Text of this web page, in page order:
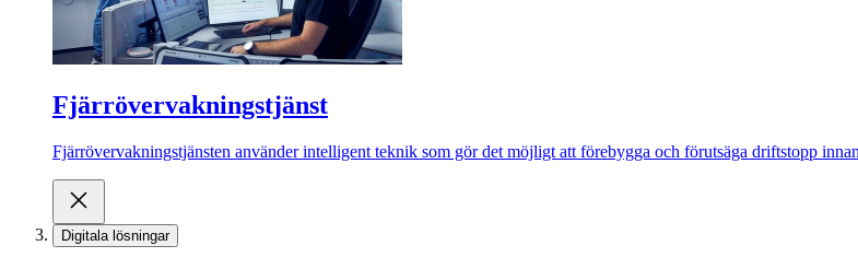
Fjärrövervakningstjänst
Fjärrövervakningstjänsten använder intelligent teknik som gör det möjligt att förebygga och förutsäga driftstopp
Digitala lösningar